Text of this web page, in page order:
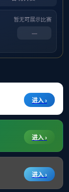
官方网站 地址:广